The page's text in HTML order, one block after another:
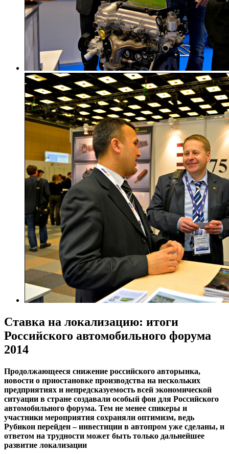
Ставка на локализацию: итоги
Российского автомобильного форума
2014
Продолжающееся снижение российского авторынка,
новости о приостановке производства на нескольких
предприятиях и непредсказуемость всей экономической
ситуации в стране создавали особый фон для Российского
автомобильного форума. Тем не менее спикеры и
участники мероприятия сохраняли оптимизм, ведь
Рубикон перейден – инвестиции в автопром уже сделаны, и
ответом на трудности может быть только дальнейшее
развитие локализации